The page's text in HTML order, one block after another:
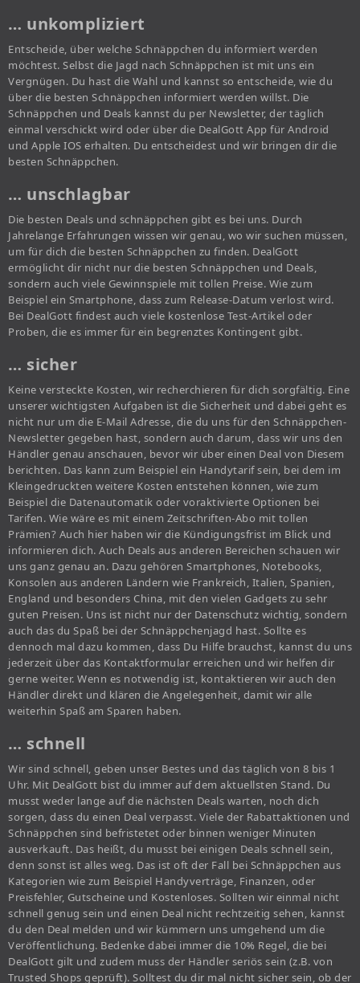
… unkompliziert
Entscheide, über welche Schnäppchen du informiert werden
möchtest. Selbst die Jagd nach Schnäppchen ist mit uns ein
Vergnügen. Du hast die Wahl und kannst so entscheide, wie du
über die besten Schnäppchen informiert werden willst. Die
Schnäppchen und Deals kannst du per Newsletter, der täglich
einmal verschickt wird oder über die DealGott App für Android
und Apple IOS erhalten. Du entscheidest und wir bringen dir die
besten Schnäppchen.
… unschlagbar
Die besten Deals und schnäppchen gibt es bei uns. Durch
Jahrelange Erfahrungen wissen wir genau, wo wir suchen müssen,
um für dich die besten Schnäppchen zu finden. DealGott
ermöglicht dir nicht nur die besten Schnäppchen und Deals,
sondern auch viele Gewinnspiele mit tollen Preise. Wie zum
Beispiel ein Smartphone, dass zum Release-Datum verlost wird.
Bei DealGott findest auch viele kostenlose Test-Artikel oder
Proben, die es immer für ein begrenztes Kontingent gibt.
… sicher
Keine versteckte Kosten, wir recherchieren für dich sorgfältig. Eine
unserer wichtigsten Aufgaben ist die Sicherheit und dabei geht es
nicht nur um die E-Mail Adresse, die du uns für den Schnäppchen-
Newsletter gegeben hast, sondern auch darum, dass wir uns den
Händler genau anschauen, bevor wir über einen Deal von Diesem
berichten. Das kann zum Beispiel ein Handytarif sein, bei dem im
Kleingedruckten weitere Kosten entstehen können, wie zum
Beispiel die Datenautomatik oder voraktivierte Optionen bei
Tarifen. Wie wäre es mit einem Zeitschriften-Abo mit tollen
Prämien? Auch hier haben wir die Kündigungsfrist im Blick und
informieren dich. Auch Deals aus anderen Bereichen schauen wir
uns ganz genau an. Dazu gehören Smartphones, Notebooks,
Konsolen aus anderen Ländern wie Frankreich, Italien, Spanien,
England und besonders China, mit den vielen Gadgets zu sehr
guten Preisen. Uns ist nicht nur der Datenschutz wichtig, sondern
auch das du Spaß bei der Schnäppchenjagd hast. Sollte es
dennoch mal dazu kommen, dass Du Hilfe brauchst, kannst du uns
jederzeit über das Kontaktformular erreichen und wir helfen dir
gerne weiter. Wenn es notwendig ist, kontaktieren wir auch den
Händler direkt und klären die Angelegenheit, damit wir alle
weiterhin Spaß am Sparen haben.
… schnell
Wir sind schnell, geben unser Bestes und das täglich von 8 bis 1
Uhr. Mit DealGott bist du immer auf dem aktuellsten Stand. Du
musst weder lange auf die nächsten Deals warten, noch dich
sorgen, dass du einen Deal verpasst. Viele der Rabattaktionen und
Schnäppchen sind befristetet oder binnen weniger Minuten
ausverkauft. Das heißt, du musst bei einigen Deals schnell sein,
denn sonst ist alles weg. Das ist oft der Fall bei Schnäppchen aus
Kategorien wie zum Beispiel Handyverträge, Finanzen, oder
Preisfehler, Gutscheine und Kostenloses. Sollten wir einmal nicht
schnell genug sein und einen Deal nicht rechtzeitig sehen, kannst
du den Deal melden und wir kümmern uns umgehend um die
Veröffentlichung. Bedenke dabei immer die 10% Regel, die bei
DealGott gilt und zudem muss der Händler seriös sein (z.B. von
Trusted Shops geprüft). Solltest du dir mal nicht sicher sein, ob der